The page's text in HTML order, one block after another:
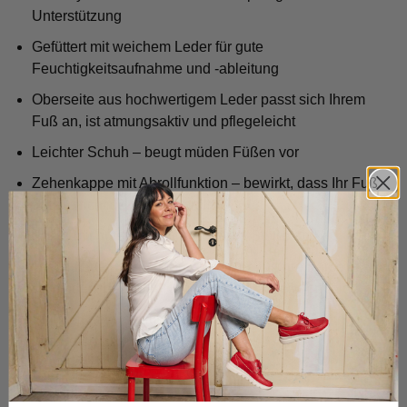
Unterstützung
Gefüttert mit weichem Leder für gute
Feuchtigkeitsaufnahme und -ableitung
Oberseite aus hochwertigem Leder passt sich Ihrem
Fuß an, ist atmungsaktiv und pflegeleicht
Leichter Schuh – beugt müden Füßen vor
Zehenkappe mit Abrollfunktion – bewirkt, dass Ihr Fuß
auf die richtige Weise abrollt
Sohle mit guter Dämpfung – fängt Stöße ab
Gepolsterter Rand (eine Art Kissen für Ihre Ferse) –
verhindert, dass der Rand in Ihre Haut einschneidet
Speziell entwickelte Fersenkappe – verhindert, dass
Ihre Ferse herausrutscht
Handgefertigt durch unsere Fachleute – höchste
Qualität garantiert